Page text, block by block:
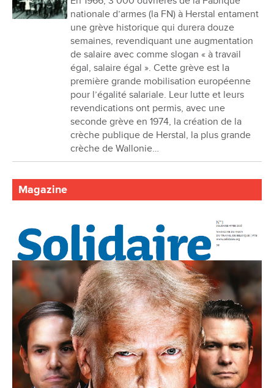
nationale d’armes (la FN) à Herstal entament
une grève historique qui durera douze
semaines, revendiquant une augmentation
de salaire avec comme slogan « à travail
égal, salaire égal ». Cette grève est la
première grande mobilisation européenne
pour l’égalité salariale. Leur lutte et leurs
revendications ont permis, avec une
seconde grève en 1974, la création de la
crèche publique de Herstal, la plus grande
crèche de Wallonie…
Magazine